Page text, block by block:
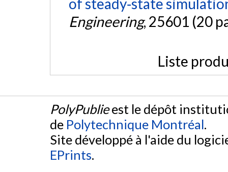
of steady‐state
Engineering, 25601 (20
Liste
PolyPublieest le dépôt
de Polytechnique Montréal.
Site développé à l'aide du
EPrints.